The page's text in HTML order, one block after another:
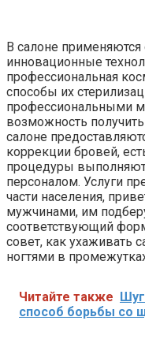
В салоне
инновационные
профессиональная
способы их
профессиональными
возможность
салоне
коррекции бровей,
процедуры
персоналом. Услуги
части населения,
мужчинами, им
соответствующий
совет, как ухаживать
ногтями в
Читайте также
способ борьбы со